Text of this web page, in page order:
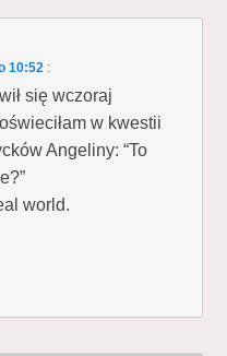
10:52 :
się wczoraj
w kwestii
Angeliny: “To
world.